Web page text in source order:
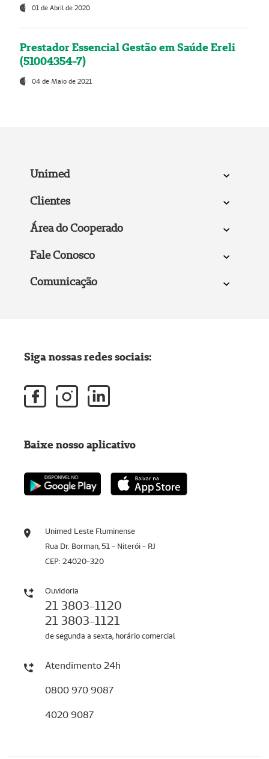
01 de Abril de 2020
Prestador Essencial Gestão em Saúde Ereli
(51004354-7)
04 de Maio de 2021
Unimed
Clientes
Área do Cooperado
Fale Conosco
Comunicação
Unimed Leste Fluminense
Rua Dr. Borman, 51 - Niterói - RJ
CEP: 24020-320
Ouvidoria
21 3803-1120
21 3803-1121
de segunda a sexta, horário comercial
Atendimento 24h
0800 970 9087
4020 9087
Siga nossas redes sociais:
Baixe nosso aplicativo